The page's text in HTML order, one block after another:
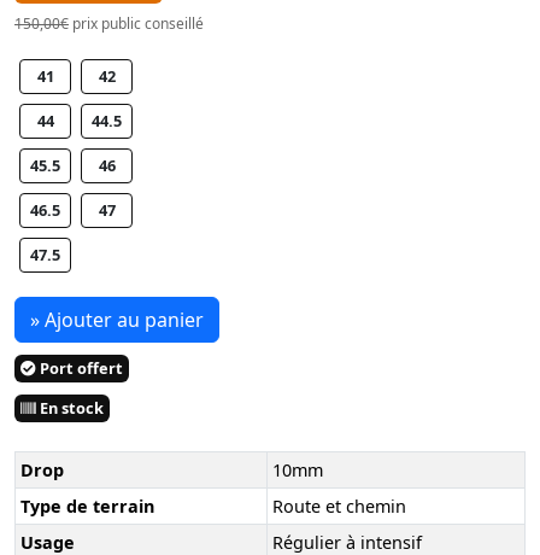
150,00€ prix public conseillé
41 42
44 44.5
45.5 46
46.5 47
47.5
» Ajouter au panier
Port offert
En stock
Drop
10mm
Type de terrain
Route et chemin
Usage
Régulier à intensif